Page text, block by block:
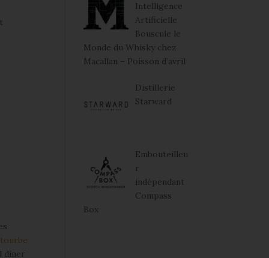
tourbe
dîner
Intelligence
Artificielle
Bouscule le
Monde du Whisky chez
Macallan – Poisson d’avril
Distillerie
Starward
Embouteilleu
r
indépendant
Compass
Box